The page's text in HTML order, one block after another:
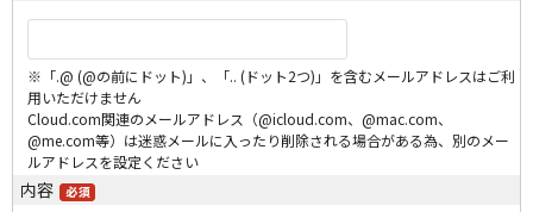
※「.@ (@の前にドット)」、「.. (ドット2つ)」を含むメールアドレスはご利
用いただけません
Cloud.com関連のメールアドレス（@icloud.com、@mac.com、
@me.com等）は迷惑メールに入ったり削除される場合がある為、別のメー
ルアドレスを設定ください
内容